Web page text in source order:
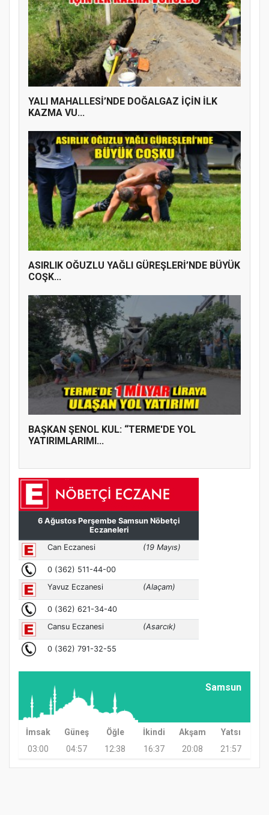
YENİ PARTİ TERME İLÇE BAŞKANLIĞINDA
ÜYE KATILIM PROGRAMI
YALI MAHALLESİ’NDE DOĞALGAZ İÇİN İLK
KAZMA VU...
ASIRLIK OĞUZLU YAĞLI GÜREŞLERİ’NDE BÜYÜK
COŞK...
BAŞKAN ŞENOL KUL: “TERME'DE YOL
YATIRIMLARIMI...
Samsun
İmsak Güneş Öğle İkindi Akşam
Yatsı
03:00
04:57 12:38 16:37 20:08 21:57